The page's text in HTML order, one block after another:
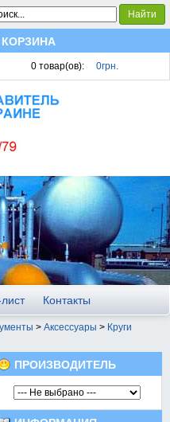
Найти
Контакты
> Аксессуары > Круги
ПРОИЗВОДИТЕЛЬ
КОРЗИНА
0 товар(ов): 0грн.